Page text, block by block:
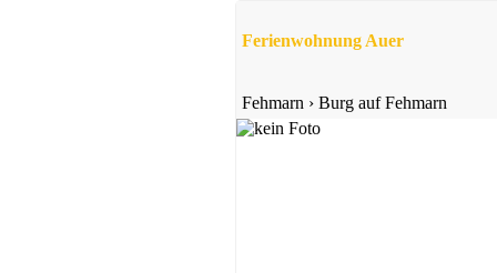
Ferienwohnung Auer
Fehmarn › Burg auf Fehmarn